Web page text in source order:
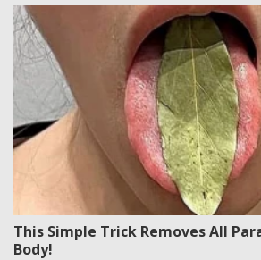
This Simple Trick Removes All
Body!